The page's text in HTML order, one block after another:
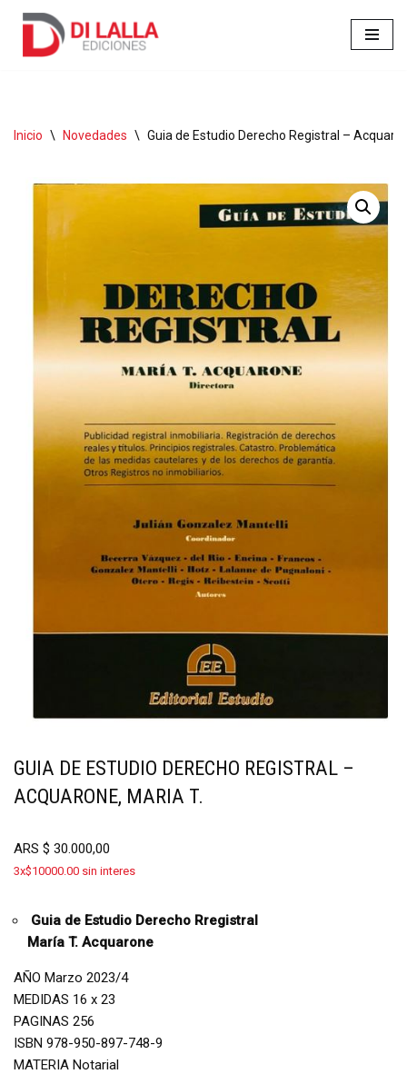
Inicio \ Novedades \ Guia de Estudio Derecho Registral –
GUIA DE ESTUDIO DERECHO REGISTRAL –
ACQUARONE, MARIA T.
ARS $ 30.000,00
3x$10000.00 sin interes
Guia de Estudio Derecho Rregistral
María T. Acquarone
AÑO Marzo 2023/4
MEDIDAS 16 x 23
PAGINAS 256
ISBN 978-950-897-748-9
MATERIA Notarial